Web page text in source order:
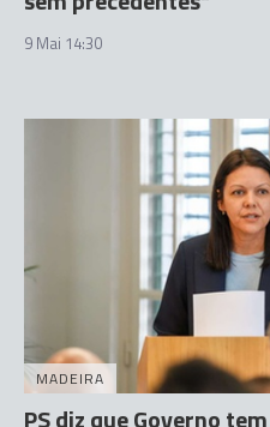
9 Mai 14:30
MADEIRA
PS diz que Governo